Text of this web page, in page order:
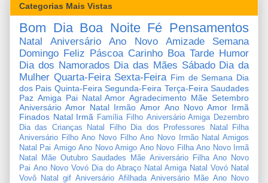
Categorias Mais Vistas
Bom Dia Boa Noite Fé Pensamentos
Natal Aniversário Ano Novo Amizade
Semana
Domingo Feliz Páscoa Carinho Boa Tarde Humor
Dia dos Namorados Dia das Mães Sábado Dia da
Mulher Quarta-Feira Sexta-Feira Fim de Semana Dia
dos Pais Quinta-Feira Segunda-Feira Terça-Feira Saudades
Paz Amiga Pai Natal Amor Agradecimento Mãe Setembro
Aniversário Amor Natal Irmão Amor Ano Novo Amor Irmã
Finados Natal Irmã Família Filho Aniversário Amiga Dezembro
Dia das Crianças
Natal Filho Dia dos Professores
Natal Filha
Aniversário Filho Ano Novo Filho Ano Novo Irmão Natal Amigos
Natal Pai Amigo Ano Novo Amigo Ano Novo Filha Ano Novo Irmã
Natal Mãe Outubro Saudades Mãe Aniversário Filha Ano Novo
Pai Ano Novo Vovó Dia do Abraço Natal Amiga Natal Vovó Natal
Vovô
Natal gif Aniversário Afilhada Aniversário Mãe Ano Novo